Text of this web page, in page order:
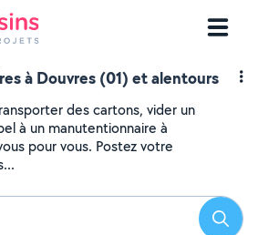
à Douvres (01) et alentours
des cartons, vider un
à un manutentionnaire à
pour vous. Postez votre